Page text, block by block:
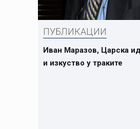
ПУБЛИКАЦИИ
Иван Маразов, Царска
и изкуство у траките